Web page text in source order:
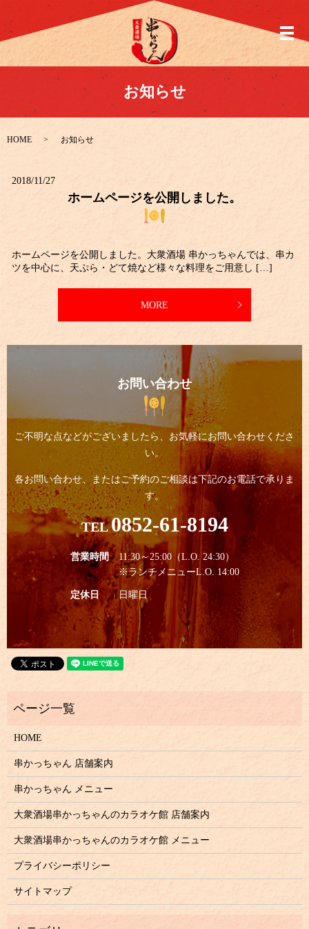
メ
お知らせ
HOME お知らせ
2018/11/27
ホームページを公開しました。
ホームページを公開しました。大衆酒場 串かっちゃんでは、串カ
ツを中心に、天ぷら・どて焼など様々な料理をご用意し […]
MORE
お問い合わせ
ご不明な点などがございましたら、お気軽にお問い合わせくださ
い。
各お問い合わせ、またはご予約のご相談は下記のお電話で承りま
す。
TEL0852-61-8194
営業時間
11:30～25:00（L.O. 24:30）
※ランチメニューL.O. 14:00
定休日 日曜日
HOME
串かっちゃん 店舗案内
串かっちゃん メニュー
大衆酒場串かっちゃんのカラオケ館店舗案内
大衆酒場串かっちゃんのカラオケ館メニュー
プライバシーポリシー
サイトマップ